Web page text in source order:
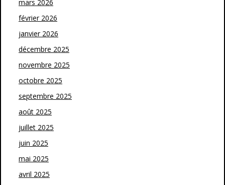
mars 2026
février 2026
janvier 2026
décembre 2025
novembre 2025
octobre 2025
septembre 2025
août 2025
juillet 2025
juin 2025
mai 2025
avril 2025